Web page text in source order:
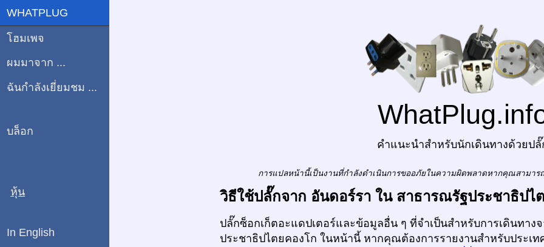
คำแนะนำสำหรับนักเดินทางด้วยปลั๊
การแปลหน้านี้เป็นงานที่กำลังดำเนินการขออภัยในความผิดพลาดหากคุณสามาร
วิธีใช้ปลั๊กจาก อันดอร์รา ใน สาธารณรัฐประชาธิปไ
ปลั๊กซ็อกเก็ตอะแดปเตอร์และข้อมูลอื่น ๆ ที่จำเป็นสำหรับการเดินทาง
ประชาธิปไตยคองโก ในหน้านี้ หากคุณต้องการรายงานสำหรับประเท
WHATPLUG
โฮมเพจ
ผมมาจาก ...
ฉันกำลังเยี่ยมชม ...
บล็อก
หุ้น
In English